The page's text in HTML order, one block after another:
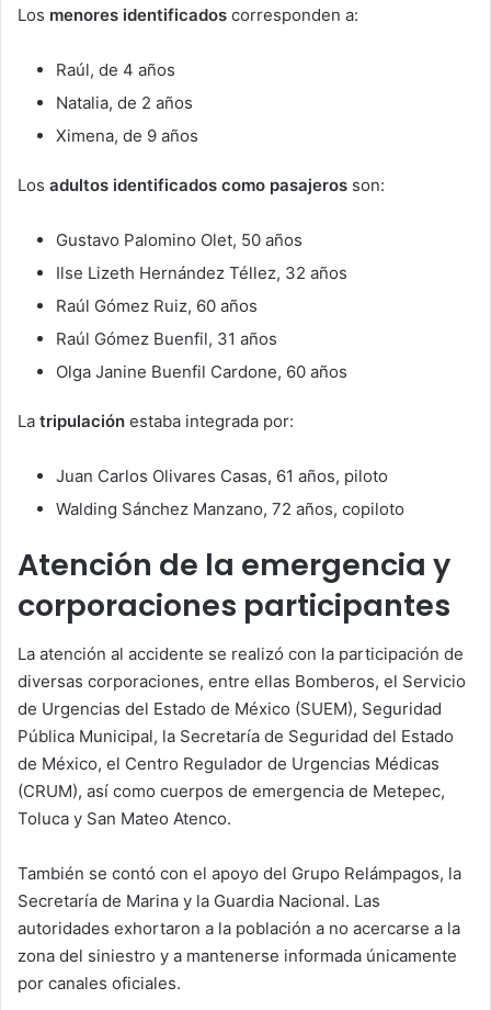
Los menores identificados corresponden a:
Raúl, de 4 años
Natalia, de 2 años
Ximena, de 9 años
Los adultos identificados como pasajeros son:
Gustavo Palomino Olet, 50 años
Ilse Lizeth Hernández Téllez, 32 años
Raúl Gómez Ruiz, 60 años
Raúl Gómez Buenfil, 31 años
Olga Janine Buenfil Cardone, 60 años
La tripulación estaba integrada por:
Juan Carlos Olivares Casas, 61 años, piloto
Walding Sánchez Manzano, 72 años, copiloto
Atención de la emergencia y
corporaciones participantes
La atención al accidente se realizó con la participación de
diversas corporaciones, entre ellas Bomberos, el Servicio
de Urgencias del Estado de México (SUEM), Seguridad
Pública Municipal, la Secretaría de Seguridad del Estado
de México, el Centro Regulador de Urgencias Médicas
(CRUM), así como cuerpos de emergencia de Metepec,
Toluca y San Mateo Atenco.
También se contó con el apoyo del Grupo Relámpagos, la
Secretaría de Marina y la Guardia Nacional. Las
autoridades exhortaron a la población a no acercarse a la
zona del siniestro y a mantenerse informada únicamente
por canales oficiales.